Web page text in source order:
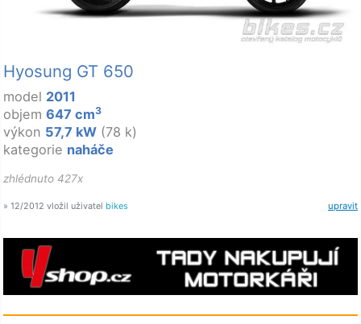
Hyosung GT 650
model 2011
objem 647 cm3
výkon 57,7 kW (78 k)
kategorie naháče
zhlédnuto 427x
upravit
» 12/2012 vložil uživatel bikes